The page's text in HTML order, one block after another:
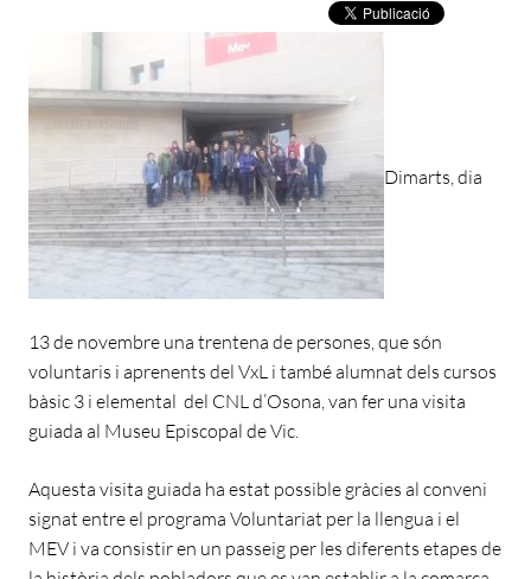
Dimarts, dia
13 de novembre una trentena de persones, que són
voluntaris i aprenents del VxL i també alumnat dels cursos
bàsic 3 i elemental del CNL d’Osona, van fer una visita
guiada al Museu Episcopal de Vic.
Aquesta visita guiada ha estat possible gràcies al conveni
signat entre el programa Voluntariat per la llengua i el
MEV i va consistir en un passeig per les diferents etapes de